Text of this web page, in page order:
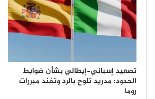
تصعيد إسباني-إيطالي بشأن ضوابط
الحدود: مدريد تلوح بالرد وتفند مبررات
روما